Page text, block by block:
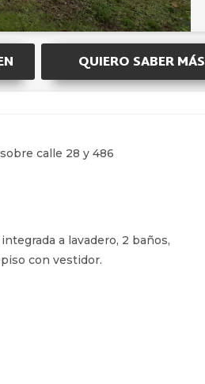
QUIERO SABER MÁS
calle 28 y 486
a lavadero, 2 baños,
con vestidor.